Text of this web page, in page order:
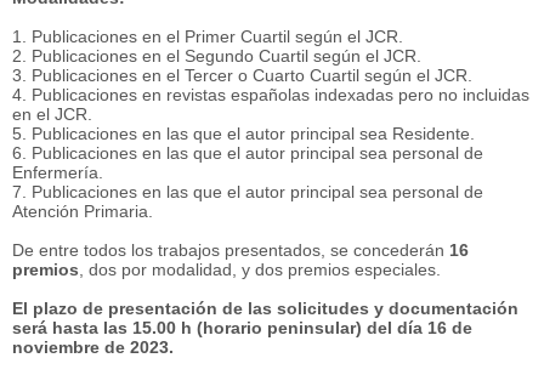
1. Publicaciones en el Primer Cuartil según el JCR.
2. Publicaciones en el Segundo Cuartil según el JCR.
3. Publicaciones en el Tercer o Cuarto Cuartil según el JCR.
4. Publicaciones en revistas españolas indexadas pero no incluidas
en el JCR.
5. Publicaciones en las que el autor principal sea Residente.
6. Publicaciones en las que el autor principal sea personal de
Enfermería.
7. Publicaciones en las que el autor principal sea personal de
Atención Primaria.
De entre todos los trabajos presentados, se concederán 16
premios , dos por modalidad, y dos premios especiales.
El plazo de presentación de las solicitudes y documentación
será hasta las 15.00 h (horario peninsular) del día 16 de
noviembre de 2023.